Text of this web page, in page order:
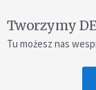
Tworzymy
Tu możesz nas